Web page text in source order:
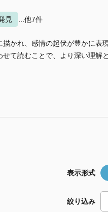
見 ...他7件
かれ、感情の起伏が豊かに表
て読むことで、より深い理解
表示形式
絞り込み